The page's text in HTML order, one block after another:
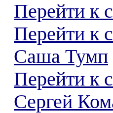
Перейти к
Перейти к
Саша Тумп
Перейти к
Сергей